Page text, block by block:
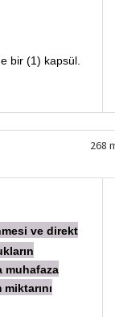
bir (1) kapsül.
268
ve direkt
muhafaza